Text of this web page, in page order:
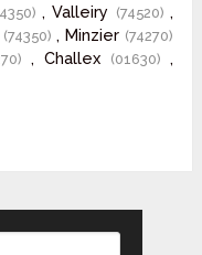
, Valleiry (74520) ,
(74350), Minzier (74270)
, Challex (01630) ,